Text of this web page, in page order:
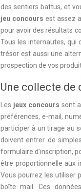
des sentiers battus, et
jeu concours est assez
pour avoir des résultats
Tous les internautes, qui
trésor est aussi une
prospection de vos
Une collecte de
Les jeux concours sont
préférences, e-mail,
participer à un tirage au
doivent entrer de
formulaire d’inscription,
être proportionnelle aux
Vous pourrez les utiliser
boîte mail. Ces